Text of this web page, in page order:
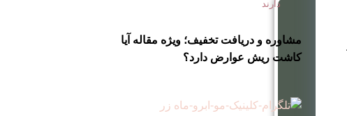
دارند
مشاوره و دریافت تخفیف؛ ویژه مقاله آیا
کاشت ریش عوارض دارد؟